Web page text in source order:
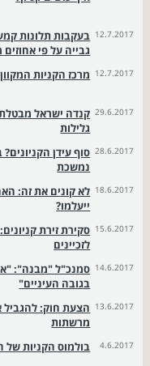
12.7.2017
גבייה על פי
12.7.2017 מרכז הקניות
29.6.2017 קנדה ישראל מבטלת
גלילות
28.6.2017 סוף עידן
נמשכת
18.6.2017 לא קונים את זה:
ייעלמו?
15.6.2017 סקירת זירת
לזכיינים
14.6.2017 סמנכ"ל "מבנה":
בגובה העיניים"
13.6.2017 הצעת חוק: להגביל
מרשתות
4.6.2017 בולמוס הקניות של